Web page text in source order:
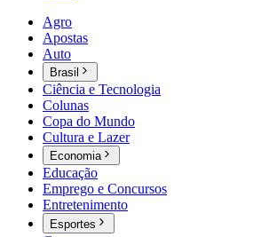
Agro
Apostas
Auto
Brasil
Ciência e Tecnologia
Colunas
Copa do Mundo
Cultura e Lazer
Economia
Educação
Emprego e Concursos
Entretenimento
Esportes